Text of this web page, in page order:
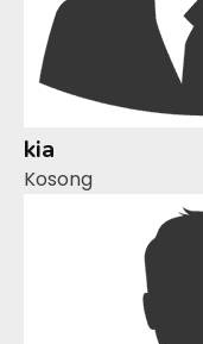
kia
Kosong